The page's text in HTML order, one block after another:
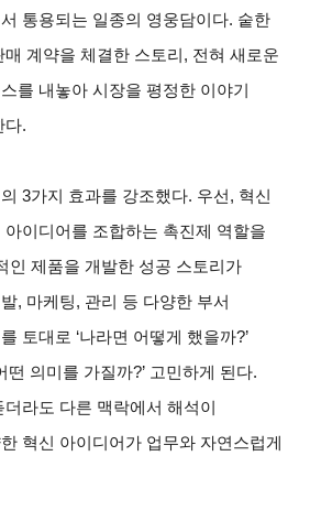
통용되는 일종의 영웅담이다. 숱한
계약을 체결한 스토리, 전혀 새로운
를 내놓아 시장을 평정한 이야기
다.
3가지 효과를 강조했다. 우선, 혁신
이디어를 조합하는 촉진제 역할을
인 제품을 개발한 성공 스토리가
, 마케팅, 관리 등 다양한 부서
토대로 ‘나라면 어떻게 했을까?’
떤 의미를 가질까?’ 고민하게 된다.
라도 다른 맥락에서 해석이
혁신 아이디어가 업무와 자연스럽게